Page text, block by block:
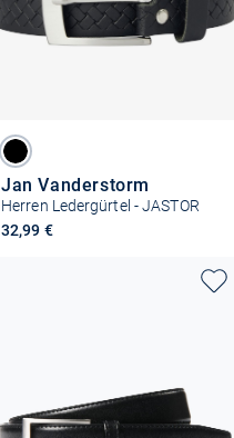
Jan Vanderstorm
Herren Ledergürtel - JASTOR
32,99 €